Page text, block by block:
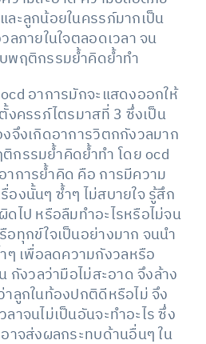
ะลูกน้อยในครรภ์มากเป็น
ภายในใจตลอดเวลา จน
พฤติกรรมย้ำคิดย้ำทำ
อาการมักจะแสดงออกให้
งครรภ์ไตรมาสที่ 3 ซึ่งเป็น
จึงเกิดอาการวิตกกังวลมาก
กรรมย้ำคิดย้ำทำ โดย ocd
การย้ำคิด คือ การมีความ
งนั้นๆ ซ้ำๆ ไม่สบายใจ รู้สึก
ดไป หรือลืมทำอะไรหรือไม่จน
ทุกข์ใจเป็นอย่างมาก จนนำ
เพื่อลดความกังวลหรือ
กังวลว่ามือไม่สะอาด จึงล้าง
ลูกในท้องปกติดีหรือไม่ จึง
าจนไม่เป็นอันจะทำอะไร ซึ่ง
าจส่งผลกระทบด้านอื่นๆ ใน